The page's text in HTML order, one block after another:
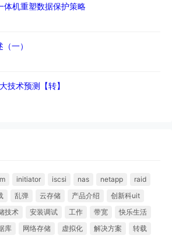
体机重塑数据保护策略
一）
技术预测【转】
initiator iscsi nas netapp
raid
乱弹 云存储 产品介绍
创新科uit
技术 安装调试 工作 带宽
快乐生活
库 网络存储 虚拟化 解决方案 转载